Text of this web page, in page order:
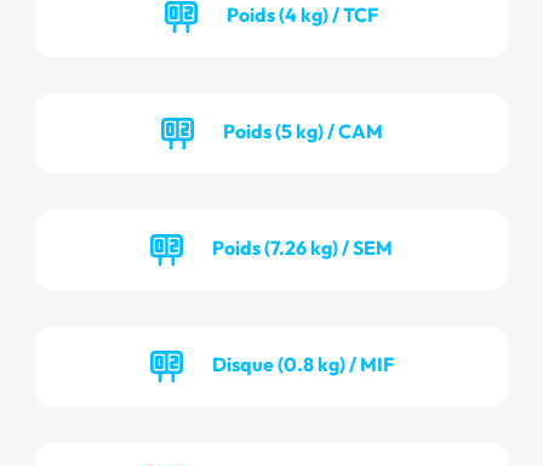
Poids (4 kg) / TCF
Poids (5 kg) / CAM
Poids (7.26 kg) / SEM
Disque (0.8 kg) / MIF